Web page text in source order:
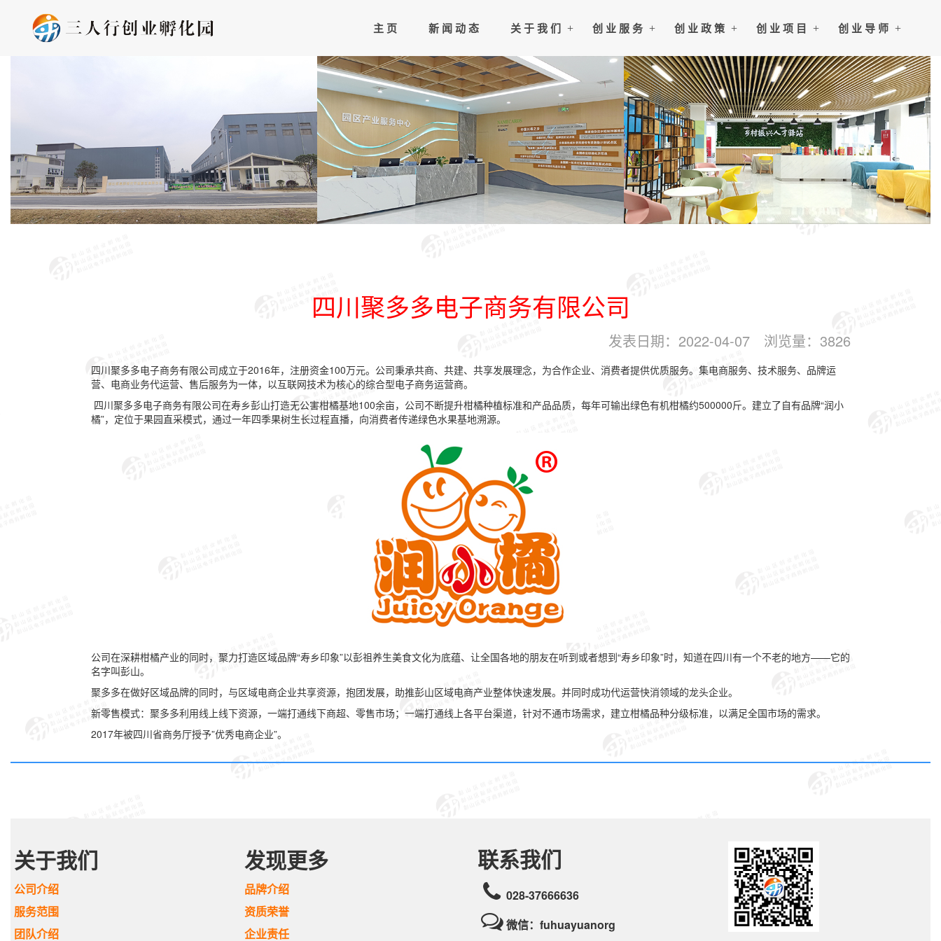
主 页 新 闻 动 态 关 于 我 们 创 业 服 务 创 业 政 策 创 业 项 目 创 业 导 师
四川聚多多电子商务有限公司
发表日期： 2022-04-07浏览量： 3826
四川聚多多电子商务有限公司成立于2016年，注册资金100万元。公司秉承共商、共建、共享发展理念，为合作企业、消费者提供优质服务。集电商服务、技术服务、品牌运
营、电商业务代运营、售后服务为一体，以互联网技术为核心的综合型电子商务运营商。
四川聚多多电子商务有限公司在寿乡彭山打造无公害柑橘基地100余亩，公司不断提升柑橘种植标准和产品品质，每年可输出绿色有机柑橘约500000斤。建立了自有品牌“润小
橘”，定位于果园直采模式，通过一年四季果树生长过程直播，向消费者传递绿色水果基地溯源。
公司在深耕柑橘产业的同时，聚力打造区域品牌“寿乡印象”以彭祖养生美食文化为底蕴、让全国各地的朋友在听到或者想到“寿乡印象”时，知道在四川有一个不老的地方——它的
名字叫彭山。
聚多多在做好区域品牌的同时，与区域电商企业共享资源，抱团发展，助推彭山区域电商产业整体快速发展。并同时成功代运营快消领域的龙头企业。
新零售模式：聚多多利用线上线下资源，一端打通线下商超、零售市场；一端打通线上各平台渠道，针对不通市场需求，建立柑橘品种分级标准，以满足全国市场的需求。
2017年被四川省商务厅授予”优秀电商企业”。
关于我们
公司介绍
服务范围
团队介绍
发现更多
品牌介绍
资质荣誉
企业责任
联系我们
028-37666636
微信：fuhuayuanorg